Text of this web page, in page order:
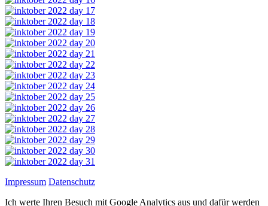
Impressum Datenschutz
Ich werte Ihren Besuch mit Google Analytics aus und dafür werden